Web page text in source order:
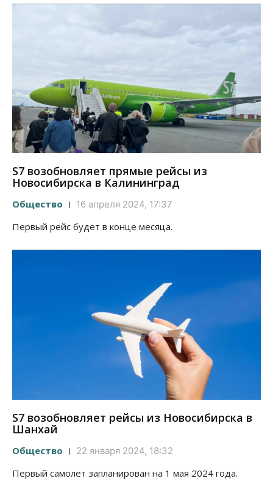
S7 возобновляет прямые рейсы из
Новосибирска в Калининград
Общество 16 апреля 2024, 17:37
Первый рейс будет в конце месяца.
S7 возобновляет рейсы из Новосибирска в
Шанхай
Общество 22 января 2024, 18:32
Первый самолет запланирован на 1 мая 2024 года.